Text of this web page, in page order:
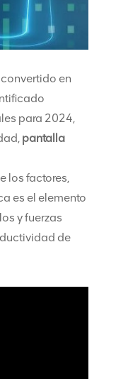
en
para 2024,
pantalla
los factores,
es el elemento
y fuerzas
de